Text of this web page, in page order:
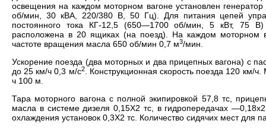
освещения на каждом моторном вагоне установлен
об/мин, 30 кВА, 220/380 В, 50 Гц). Для питания цепей
постоянного тока КГ-12,5 (650—1700 об/мин, 5 кВт, 75 В)
расположена в 20 ящиках (на поезд). На каждом моторном
частоте вращения масла 650 об/мин 0,7 м3/мин.
Ускорение поезда (два моторных и два прицепных вагона) с
до 25 км/ч 0,3 м/с2. Конструкционная скорость поезда 120 км/
ч 100 м.
Тара моторного вагона с полной экипировкой 57,8 тс,
масла в системе дизеля 0,15X2 тс, в гидропередачах
охлаждения установок 0,3X2 тс. Количество сидячих мест